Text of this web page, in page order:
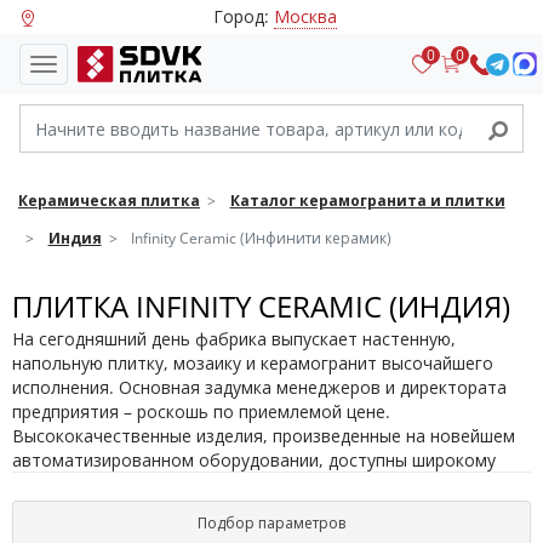
Город: Москва
0 0
Керамическая плитка
Каталог керамогранита и плитки
Индия
Infinity Ceramic (Инфинити керамик)
ПЛИТКА INFINITY CERAMIC (ИНДИЯ)
На сегодняшний день фабрика выпускает настенную,
напольную плитку, мозаику и керамогранит высочайшего
исполнения. Основная задумка менеджеров и директората
предприятия – роскошь по приемлемой цене.
Высококачественные изделия, произведенные на новейшем
автоматизированном оборудовании, доступны широкому
регулярно разрабатывают новые оригинальные рисунки и
узоры, работают над созданием текстур и орнаментов,
Подбор параметров